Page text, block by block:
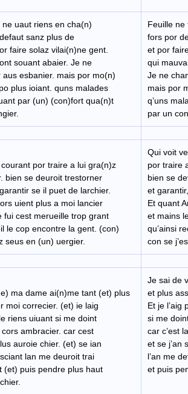
uaut riens en cha(n)
sanz plus de
faire solaz vilai(n)ne gent.
souant abaier. Je ne
esbanier. mais por mo(n)
plus ioiant. quns malades
par (un) (con)fort qua(n)t
Feuille ne
fors por
et por
qui
Je ne
mais por
q’uns
par un
por traire a lui gra(n)z
bien se deuroit trestorner
se il puet de larchier.
uient plus a moi lancier
fui cest merueille trop grant
le cop encontre la gent. (con)
seus en (un) uergier.
Qui voit
por traire
bien se
et
Et quant
et mains
qu’ainsi
con se
ma dame ai(n)me tant (et) plus
moi correcier. (et) ie laig
riens uiuant si me doint
ambracier. car cest
auroie chier. (et) se ian
lan me deuroit trai
(et) puis pendre plus haut
Je sai de
et plus
Et je l’aig
si me
car c’est
et se j’an
l’an me
et puis